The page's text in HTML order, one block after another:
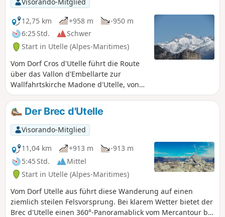
Visorando-Mitglied
12,75 km
+958 m
-950 m
6:25 Std.
Schwer
Start in Utelle (Alpes-Maritimes)
Vom Dorf Cros d'Utelle führt die Route
über das Vallon d'Embellarte zur
Wallfahrtskirche Madone d'Utelle, von
wo aus man einen 360°-Blick auf den
Mercantour, die Voralpen von Grasse
und das Mittelmeer hat. Rückweg über
das Vallon de l'Aclap und denGR®5. Sie
kommen an den Ruinen des ehemaligen
Weilers Le Villard vorbei, der von
jahrhundertealten Kastanienbäumen
gesäumt ist, sowie an der kleinen
Kapelle Saint-Antoine, die Sie unbedingt
besuchen sollten.
Der Brec d'Utelle
Visorando-Mitglied
11,04 km
+913 m
-913 m
5:45 Std.
Mittel
Start in Utelle (Alpes-Maritimes)
Vom Dorf Utelle aus führt diese Wanderung auf einen
ziemlich steilen Felsvorsprung. Bei klarem Wetter bietet der
Brec d'Utelle einen 360°-Panoramablick vom Mercantour bis